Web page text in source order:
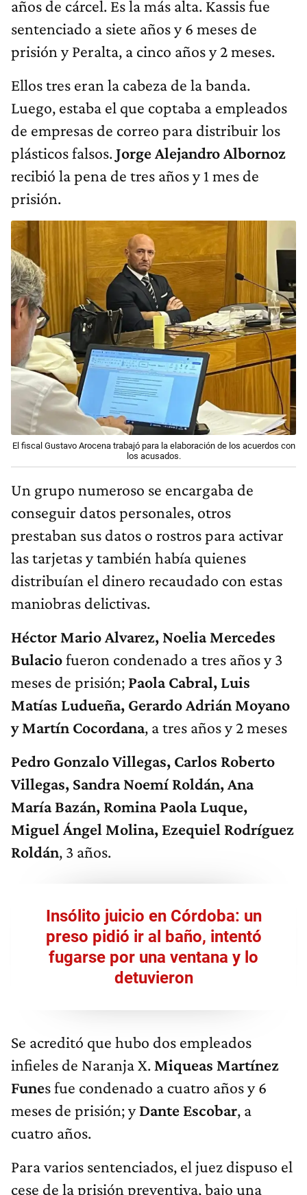
años de cárcel. Es la más alta. Kassis fue
sentenciado a siete años y 6 meses de
prisión y Peralta, a cinco años y 2 meses.
Ellos tres eran la cabeza de la banda.
Luego, estaba el que coptaba a empleados
de empresas de correo para distribuir los
plásticos falsos.Jorge Alejandro Albornoz
recibió la pena de tres años y 1 mes de
prisión.
El fiscal Gustavo Arocena trabajó para la elaboración de los acuerdos con
los acusados.
Un grupo numeroso se encargaba de
conseguir datos personales, otros
prestaban sus datos o rostros para activar
las tarjetas y también había quienes
distribuían el dinero recaudado con estas
maniobras delictivas.
Héctor Mario Alvarez, Noelia Mercedes
Bulaciofueron condenado a tres años y 3
meses de prisión; Paola Cabral, Luis
Matías Ludueña, Gerardo Adrián Moyano
y Martín Cocordana, a tres años y 2 meses
Pedro Gonzalo Villegas, Carlos Roberto
Villegas, Sandra Noemí Roldán, Ana
María Bazán, Romina Paola Luque,
Miguel Ángel Molina, Ezequiel Rodríguez
Roldán, 3 años.
Insólito juicio en Córdoba: un
preso pidió ir al baño, intentó
fugarse por una ventana y lo
detuvieron
Se acreditó que hubo dos empleados
infieles de Naranja X. Miqueas Martínez
Funes fue condenado a cuatro años y 6
meses de prisión; yDante Escobar, a
cuatro años.
Para varios sentenciados, el juez dispuso el
cese de la prisión preventiva, bajo una